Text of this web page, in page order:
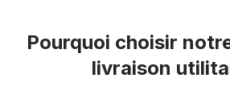
Pourquoi choisir
livraison